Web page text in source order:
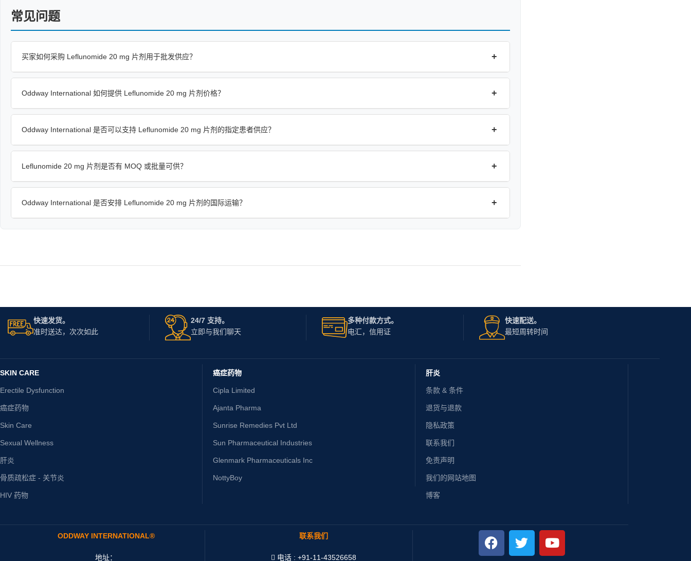
常见问题
买家如何采购 Leflunomide 20 mg 片剂用于批发供应？ +
Oddway International 如何提供 Leflunomide 20 mg 片剂价格？ +
Oddway International 是否可以支持 Leflunomide 20 mg 片剂的指定患者供应？ +
Leflunomide 20 mg 片剂是否有 MOQ 或批量可供？ +
Oddway International 是否安排 Leflunomide 20 mg 片剂的国际运输？ +
快速发货。
准时送达，次次如此
24/7 支持。
立即与我们聊天
多种付款方式。
电汇，信用证
快速配送。
最短周转时间
SKIN CARE
Erectile Dysfunction
癌症药物
Skin Care
Sexual Wellness
肝炎
骨质疏松症 - 关节炎
HIV 药物
癌症药物
Cipla Limited
Ajanta Pharma
Sunrise Remedies Pvt Ltd
Sun Pharmaceutical Industries
Glenmark Pharmaceuticals Inc
NottyBoy
肝炎
条款 & 条件
退货与退款
隐私政策
联系我们
免责声明
我们的网站地图
博客
ODDWAY INTERNATIONAL®
地址：
联系我们
电话 : +91-11-43526658